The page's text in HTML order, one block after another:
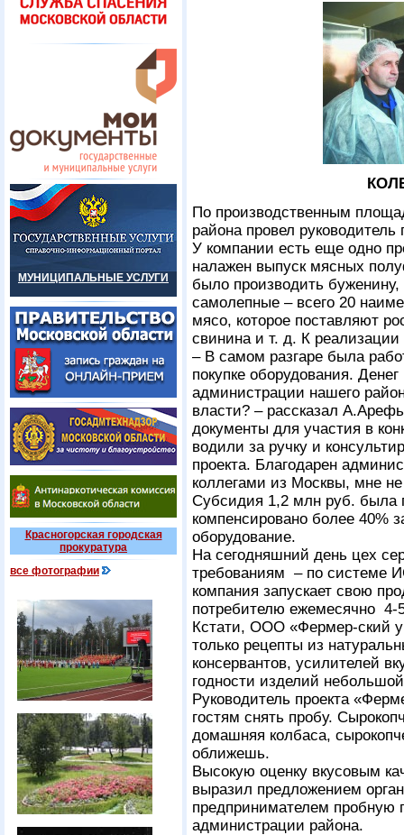
МУНИЦИПАЛЬНЫЕ УСЛУГИ
Красногорская городская
прокуратура
все фотографии
По производственным
района провел
У компании есть еще одно
налажен выпуск мясных
было производить
самолепные – всего 20
мясо, которое поставляют
свинина и т. д. К реализации
– В самом разгаре была
покупке оборудования.
администрации нашего
власти? – рассказал
документы для участия в
водили за ручку и
проекта. Благодарен
коллегами из Москвы, мне не
Субсидия 1,2 млн руб. была
компенсировано более 40%
оборудование.
На сегодняшний день цех
требованиям – по системе
компания запускает свою
потребителю ежемесячно 4-
Кстати, ООО «Фермер-ский
только рецепты из
консервантов, усилителей
годности изделий
Руководитель проекта
гостям снять пробу.
домашняя колбаса,
оближешь.
Высокую оценку вкусовым
выразил предложением
предпринимателем пробную
администрации района.